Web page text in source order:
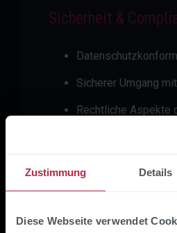
Zustimmung Details
Diese Webseite verwendet
Sicherheit &
Sicherer Umgang
Rechtliche Aspekte